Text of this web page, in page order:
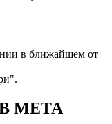
в ближайшем от
МЕТА